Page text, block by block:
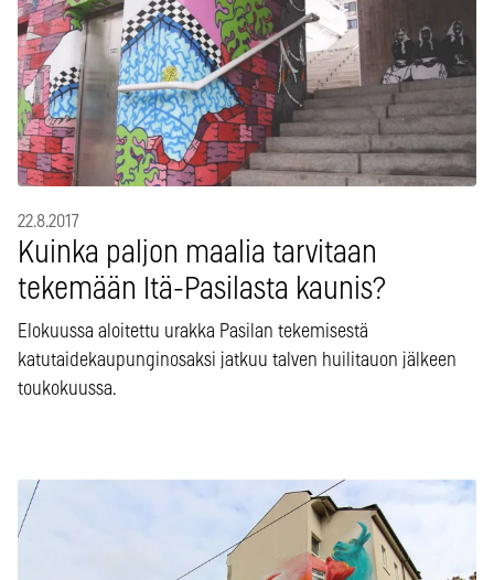
22.8.2017
Kuinka paljon maalia tarvitaan
tekemään Itä-Pasilasta kaunis?
Elokuussa aloitettu urakka Pasilan tekemisestä
katutaidekaupunginosaksi jatkuu talven huilitauon jälkeen
toukokuussa.